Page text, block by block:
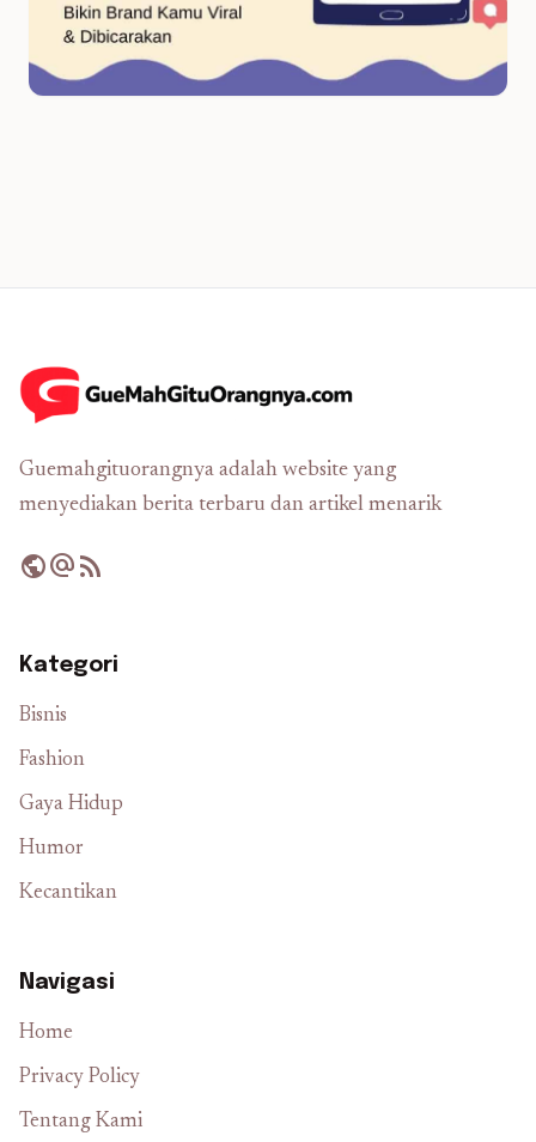
Guemahgituorangnya adalah website yang
menyediakan berita terbaru dan artikel menarik
publicalternate_emailrss_feed
Kategori
Bisnis
Fashion
Gaya Hidup
Humor
Kecantikan
Navigasi
Home
Privacy Policy
Tentang Kami